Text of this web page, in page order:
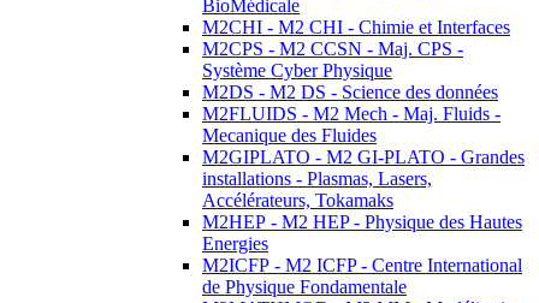
BioMédicale
M2CHI - M2 CHI - Chimie et Interfaces
M2CPS - M2 CCSN - Maj. CPS -
Système Cyber Physique
M2DS - M2 DS - Science des données
M2FLUIDS - M2 Mech - Maj. Fluids -
Mecanique des Fluides
M2GIPLATO - M2 GI-PLATO - Grandes
installations - Plasmas, Lasers,
Accélérateurs, Tokamaks
M2HEP - M2 HEP - Physique des Hautes
Energies
M2ICFP - M2 ICFP - Centre International
de Physique Fondamentale